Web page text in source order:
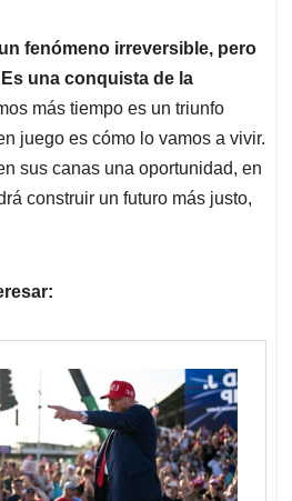
fenómeno irreversible, pero
una conquista de la
más tiempo es un triunfo
juego es cómo lo vamos a vivir.
sus canas una oportunidad, en
construir un futuro más justo,